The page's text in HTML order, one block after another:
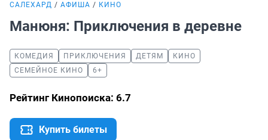
САЛЕХАРД АФИША КИНО
Манюня: Приключения в деревне
КОМЕДИЯ ПРИКЛЮЧЕНИЯ ДЕТЯМ
КИНО
СЕМЕЙНОЕ КИНО
6+
Рейтинг Кинопоиска: 6.7
Купить билеты